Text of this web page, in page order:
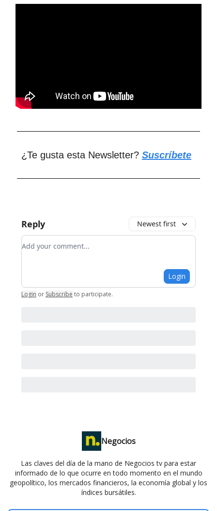
¿Te gusta esta Newsletter? Suscríbete
Reply Newest first
Add your comment
Login
Login or Subscribe to participate.
Negocios
Las claves del día de la mano de Negocios tv para estar
informado de lo que ocurre en todo momento en el mundo
geopolítico, los mercados financieros, la economía global y los
índices bursátiles.